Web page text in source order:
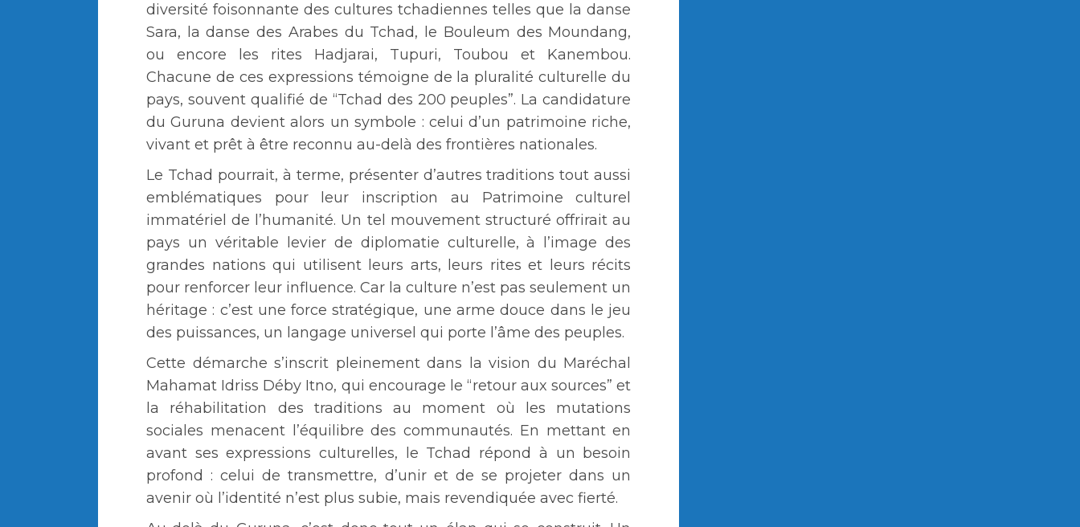
diversité foisonnante des cultures tchadiennes telles que la danse
Sara, la danse des Arabes du Tchad, le Bouleum des Moundang,
ou encore les rites Hadjarai, Tupuri, Toubou et Kanembou.
Chacune de ces expressions témoigne de la pluralité culturelle du
pays, souvent qualifié de “Tchad des 200 peuples”. La candidature
du Guruna devient alors un symbole : celui d’un patrimoine riche,
vivant et prêt à être reconnu au-delà des frontières nationales.
Le Tchad pourrait, à terme, présenter d’autres traditions tout aussi
emblématiques pour leur inscription au Patrimoine culturel
immatériel de l’humanité. Un tel mouvement structuré offrirait au
pays un véritable levier de diplomatie culturelle, à l’image des
grandes nations qui utilisent leurs arts, leurs rites et leurs récits
pour renforcer leur influence. Car la culture n’est pas seulement un
héritage : c’est une force stratégique, une arme douce dans le jeu
des puissances, un langage universel qui porte l’âme des peuples.
Cette démarche s’inscrit pleinement dans la vision du Maréchal
Mahamat Idriss Déby Itno, qui encourage le “retour aux sources” et
la réhabilitation des traditions au moment où les mutations
sociales menacent l’équilibre des communautés. En mettant en
avant ses expressions culturelles, le Tchad répond à un besoin
profond : celui de transmettre, d’unir et de se projeter dans un
avenir où l’identité n’est plus subie, mais revendiquée avec fierté.